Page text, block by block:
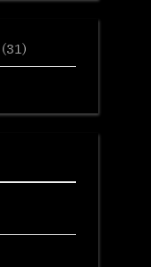
(31)